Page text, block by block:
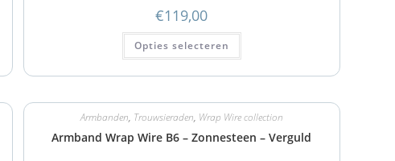
€119,00
Opties selecteren
Armbanden, Trouwsieraden, Wrap Wire collection
Armband Wrap Wire B6 – Zonnesteen – Verguld